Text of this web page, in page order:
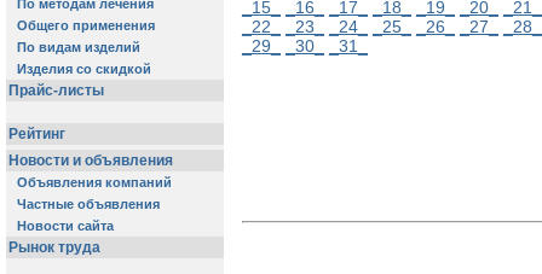
_15_
_16_ _17_ _18_ _19_ _20_
_21_
_22_
_23_ _24_ _25_ _26_ _27_
_28_
_29_
_30_ _31_